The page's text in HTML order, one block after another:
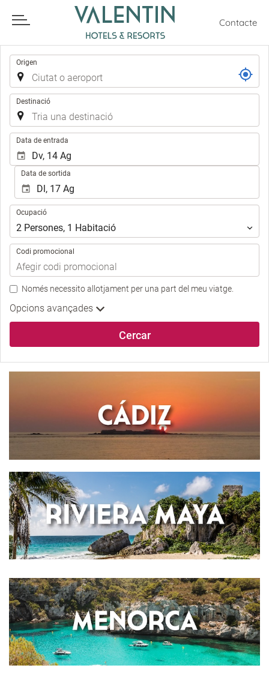
Contacte
HOTELES Y DESTINOS
Apartmentos
Eventos
ESPAÑA
CÁDIZ
Valentin Sancti Petri
MALLORCA
Valentin Somni
Valentin Reina Paguera
Valentin Park Club
Valentin Playa de Muro
Trajecte
Origen
Destinació
Data de entrada
Data de sortida
Ocupació
Ocupació
2 Persones, 1 Habitació
Codi promocional
Només necessito allotjament per una part del meu viatge.
Opcions avançades
Cercar